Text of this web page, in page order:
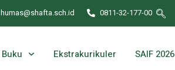
humas@shafta.sch.id 0811-32-177-00
Buku Ekstrakurikuler SAIF 2026